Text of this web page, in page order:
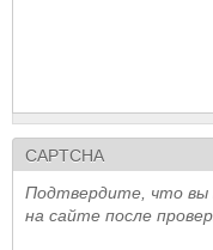
CAPTCHA
Подтвердите, что вы
на сайте после